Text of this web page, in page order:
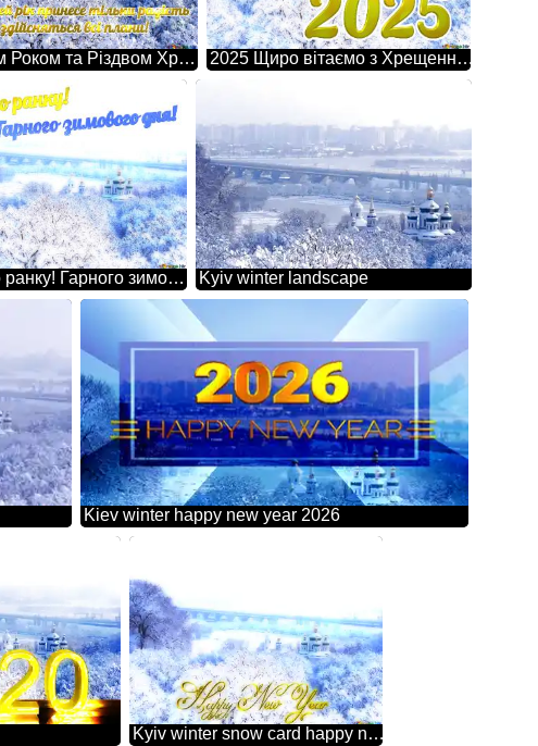
З Новим Роком та Різдвом Христовим! Нехай цей рік принесе тільки радість та здійсняться всі плани! 2025 Kyiv Winter Holiday Twinkling Stars 2025 Щиро вітаємо з Хрещенням Господнім! Віри в скорішу Перемогу! Миру в вашому домі, тепла в серці, рідних людей поруч та Господнього благословення! Зимовий Київ
Доброго ранку! Гарного зимового дня! Зимовий Київ Kyiv winter landscape
Kiev winter happy new year 2026
Kyiv winter snow card happy new year gold